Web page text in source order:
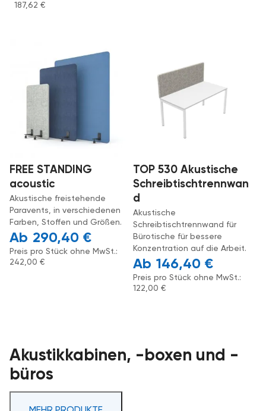
187,62€
FREE STANDING
acoustic
Akustische freistehende
Paravents, in verschiedenen
Farben, Stoffen und Größen.
290,40 €
Preis pro Stück ohne MwSt.:
242,00 €
TOP 530 Akustische
Schreibtischtrennwan
d
Akustische
Schreibtischtrennwand für
Bürotische für bessere
Konzentration auf die Arbeit.
146,40 €
Preis pro Stück ohne MwSt.:
122,00 €
Akustikkabinen, -boxen und -
büros